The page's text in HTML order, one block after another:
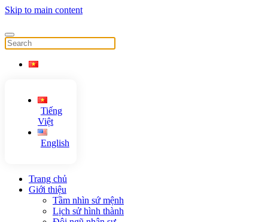
Skip to main content
Tiếng
Việt
English
Trang chủ
Giới thiệu
Tầm nhìn sứ mệnh
Lịch sử hình thành